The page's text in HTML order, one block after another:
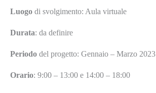
Luogo di svolgimento: Aula virtuale
Durata: da definire
Periodo del progetto: Gennaio – Marzo 2023
Orario: 9:00 – 13:00 e 14:00 – 18:00